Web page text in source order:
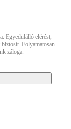
Egyedülálló elérést,
biztosít. Folyamatosan
záloga.